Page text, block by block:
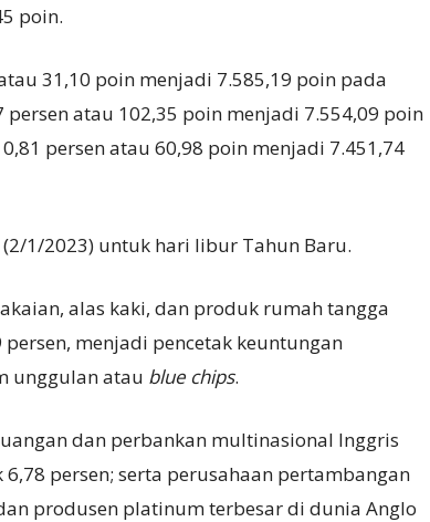
poin.
31,10 poin menjadi 7.585,19 poin pada
persen atau 102,35 poin menjadi 7.554,09 poin
persen atau 60,98 poin menjadi 7.451,74
1/2023) untuk hari libur Tahun Baru.
alas kaki, dan produk rumah tangga
menjadi pencetak keuntungan
unggulan atau blue chips.
dan perbankan multinasional Inggris
persen; serta perusahaan pertambangan
produsen platinum terbesar di dunia Anglo